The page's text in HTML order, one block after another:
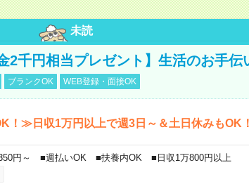
未読
2千円相当プレゼント】生活のお手伝
ブランクOK WEB登録・面接OK
！≫日収1万円以上で週3日～＆土日休みもOK！
円～ ■週払いOK ■扶養内OK ■日収1万800円以上